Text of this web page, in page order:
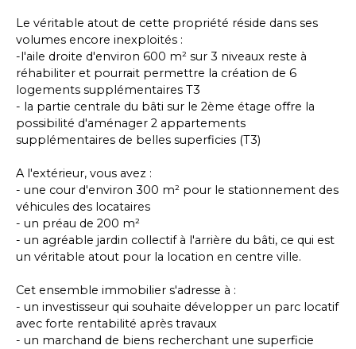
Le véritable atout de cette propriété réside dans ses
volumes encore inexploités :
-l'aile droite d'environ 600 m² sur 3 niveaux reste à
réhabiliter et pourrait permettre la création de 6
logements supplémentaires T3
- la partie centrale du bâti sur le 2ème étage offre la
possibilité d'aménager 2 appartements
supplémentaires de belles superficies (T3)
A l'extérieur, vous avez :
- une cour d'environ 300 m² pour le stationnement des
véhicules des locataires
- un préau de 200 m²
- un agréable jardin collectif à l'arrière du bâti, ce qui est
un véritable atout pour la location en centre ville.
Cet ensemble immobilier s'adresse à :
- un investisseur qui souhaite développer un parc locatif
avec forte rentabilité après travaux
- un marchand de biens recherchant une superficie